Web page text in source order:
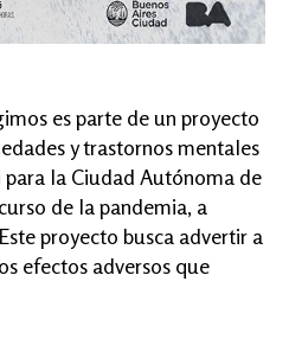
es parte de un proyecto
y trastornos mentales
la Ciudad Autónoma de
de la pandemia, a
proyecto busca advertir a
efectos adversos que